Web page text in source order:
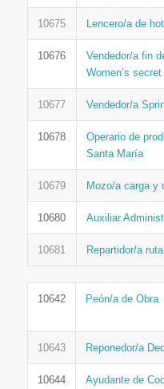
10675 Lencero/a de
10676
Vendedor/a fin
Women’s
10677 Vendedor/a
10678
Operario de
Santa María
10679 Mozo/a carga y
10680 Auxiliar
10681 Repartidor/a
10642 Peón/a de Obra
10643 Reponedor/a
10644
Ayudante de